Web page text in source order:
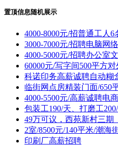
置顶信息随机展示
4000-8000元/招普通工人
3000-7000元/招聘电脑网
4000-5000元/招聘办公室
60000元/写字间500平方对
科诺印务高薪诚聘自动糊
临街网点房精装门面/650
4000-5500元/高薪诚聘电
包装工190/天、打磨工
49万可议，西苑新村三期
2室/8500元/140平米/潮海
印刷厂高薪招聘